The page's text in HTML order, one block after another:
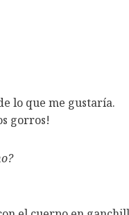
lo que me gustaría.
gorros!